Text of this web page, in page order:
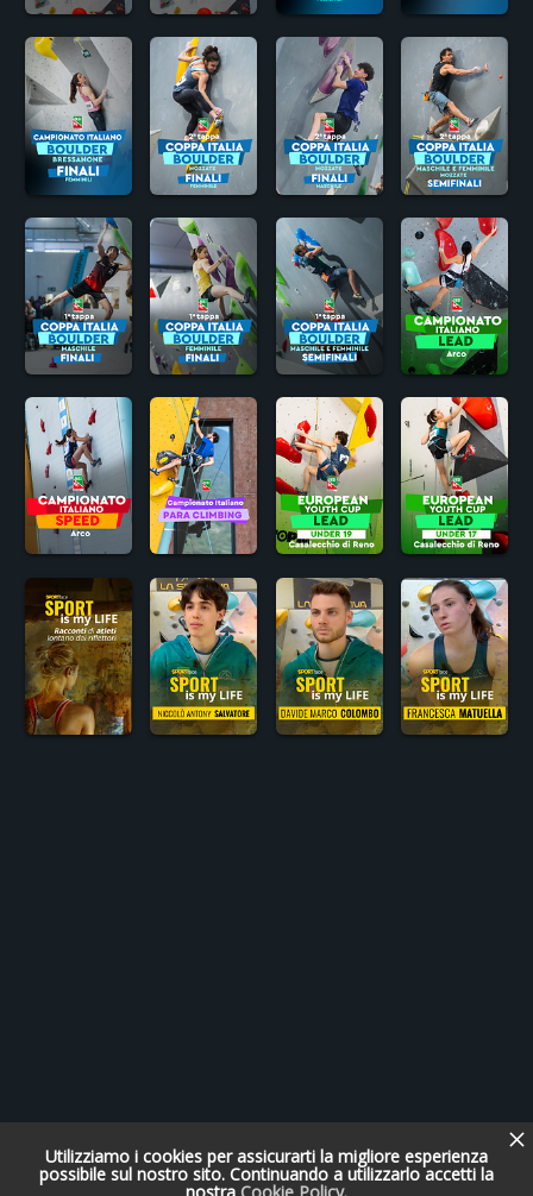
Utilizziamo i cookies per assicurarti la migliore esperienza
possibile sul nostro sito. Continuando a utilizzarlo accetti la